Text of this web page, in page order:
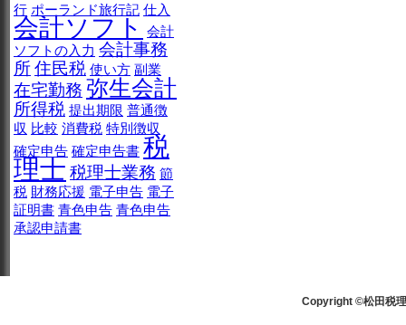
行 ポーランド旅行記 仕入
会計ソフト
会計
ソフトの入力 会計事務
所住民税 使い方 副業
在宅勤務 弥生会計
所得税 提出期限 普通徴
収 比較 消費税 特別徴収
確定申告 確定申告書 税
理士 税理士業務 節
税 財務応援 電子申告 電子
証明書 青色申告 青色申告
承認申請書
Copyright ©松田税